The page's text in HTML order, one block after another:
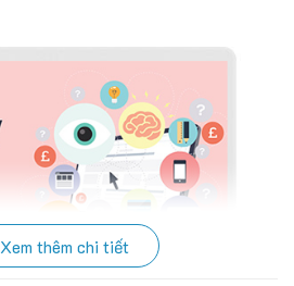
Xem thêm chi tiết